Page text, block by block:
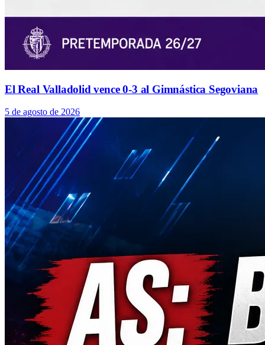
El Real Valladolid vence 0-3 al Gimnástica Segoviana
5 de agosto de 2026